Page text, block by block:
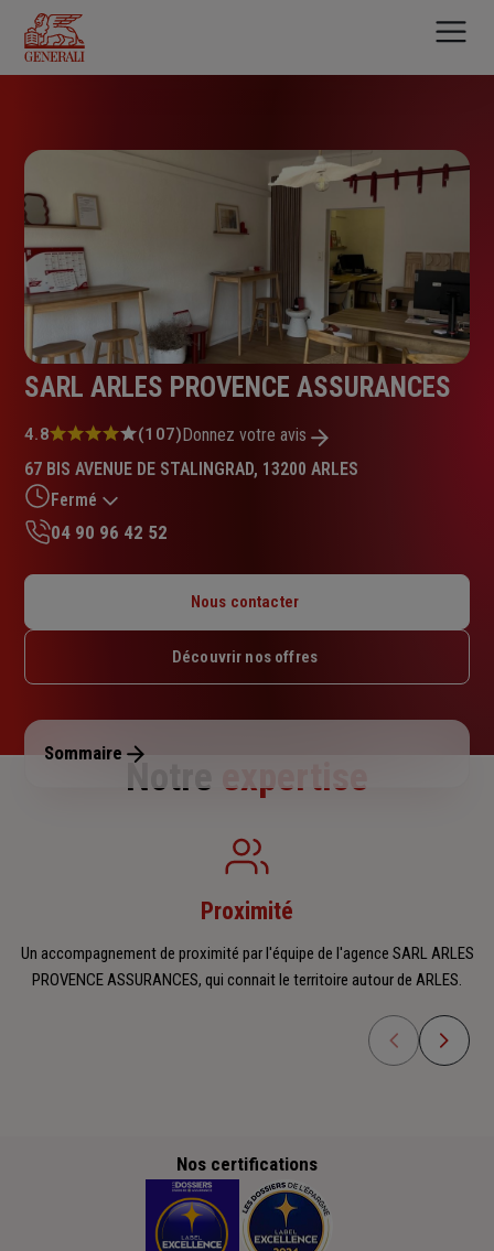
contenu
principal
SARL ARLES PROVENCE ASSURANCES
Note
4.8
sur
5
étoiles
4.8 (107)Donnez votre avis
67 BIS AVENUE DE STALINGRAD, 13200 ARLES
Fermé
Mardi : 09h – 12h / 14h – 17h
Jeudi : 09h – 12h / 14h – 17h
Dimanche : Fermé
04 90 96 42 52
Nous contacter
Découvrir nos offres
Sommaire
Notre expertise
Proximité
Un accompagnement de proximité par l'équipe de l'agence SARL ARLES
PROVENCE ASSURANCES, qui connait le territoire autour de ARLES.
Nos certifications